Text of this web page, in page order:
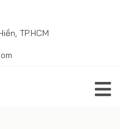
TP.HCM